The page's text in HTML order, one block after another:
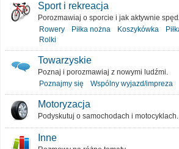
Sport i rekreacja
Porozmawiaj o sporcie i jak aktywnie
Rowery
Piłka nożna Koszykówka
Rolki
Towarzyskie
Poznaj i porozmawiaj z nowymi ludźmi.
Poznajmy się
Wspólny wyjazd/impreza
Motoryzacja
Podyskutuj o samochodach i motocyklach.
Inne